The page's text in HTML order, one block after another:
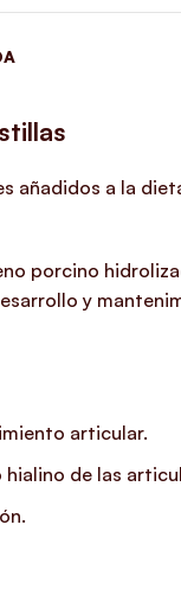
añadidos a la
porcino
y
articular.
de las